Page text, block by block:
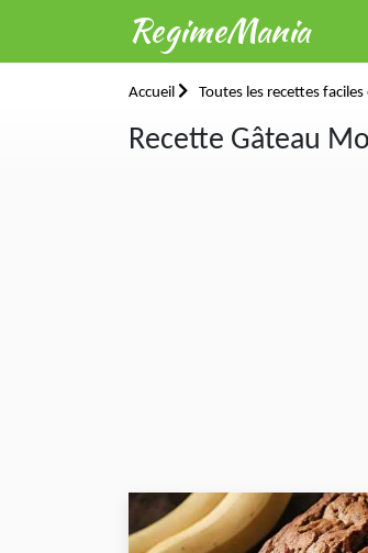
RegimeMania
Accueil Toutes les recettes
Recette Gâteau